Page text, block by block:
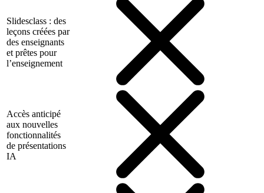
Slidesclass : des
leçons créées par
des enseignants
et prêtes pour
l’enseignement
Accès anticipé
aux nouvelles
fonctionnalités
de présentations
IA